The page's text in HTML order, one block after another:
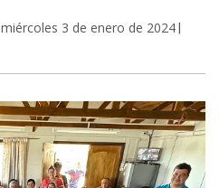
miércoles 3 de enero de 2024